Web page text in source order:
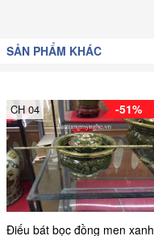
SẢN PHẨM KHÁC
-51%
CH 04
Điếu bát bọc đồng men xanh